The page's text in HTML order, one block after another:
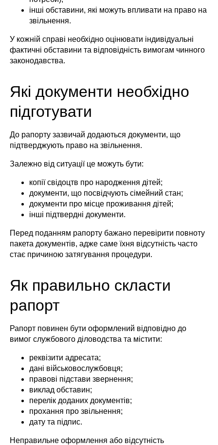
інші обставини, які можуть впливати на право на
звільнення.
У кожній справі необхідно оцінювати індивідуальні
фактичні обставини та відповідність вимогам чинного
законодавства.
Які документи необхідно
підготувати
До рапорту зазвичай додаються документи, що
підтверджують право на звільнення.
Залежно від ситуації це можуть бути:
копії свідоцтв про народження дітей;
документи, що посвідчують сімейний стан;
документи про місце проживання дітей;
інші підтвердні документи.
Перед поданням рапорту бажано перевірити повноту
пакета документів, адже саме їхня відсутність часто
стає причиною затягування процедури.
Як правильно скласти
рапорт
Рапорт повинен бути оформлений відповідно до
вимог службового діловодства та містити:
реквізити адресата;
дані військовослужбовця;
правові підстави звернення;
виклад обставин;
перелік доданих документів;
прохання про звільнення;
дату та підпис.
Неправильне оформлення або відсутність